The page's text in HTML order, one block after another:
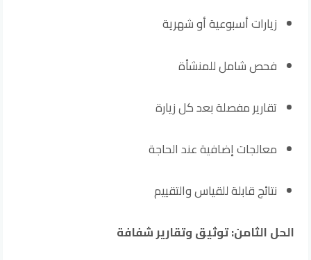
زيارات أسبوعية أو شهرية
فحص شامل للمنشأة
تقارير مفصلة بعد كل زيارة
معالجات إضافية عند الحاجة
نتائج قابلة للقياس والتقييم
الحل الثامن: توثيق وتقارير شفافة